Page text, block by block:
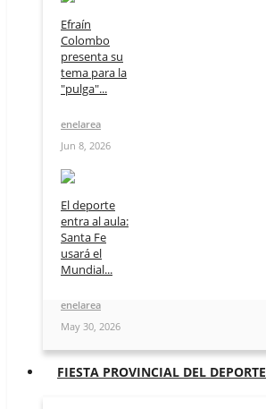
Efraín
Colombo
presenta su
tema para la
"pulga"...
enelarea
Jun 8, 2026
El deporte
entra al aula:
Santa Fe
usará el
Mundial...
enelarea
May 30, 2026
FIESTA PROVINCIAL DEL DEPORTE